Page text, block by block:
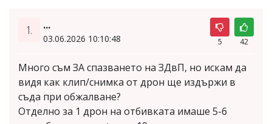
1. ...
03.06.2026 10:10:48 5 42
Много съм ЗА спазването на ЗДвП, но искам да
видя как клип/снимка от дрон ще издържи в
съда при обжалване?
Отделно за 1 дрон на отбивката имаше 5-6